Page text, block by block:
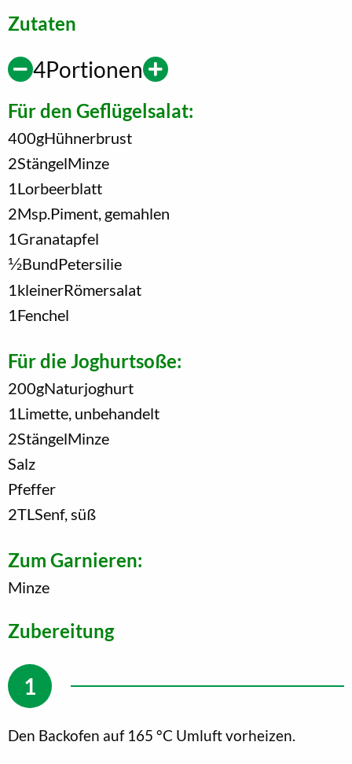
Zutaten
4Portionen
Für den Geflügelsalat:
400gHühnerbrust
2StängelMinze
1 Lorbeerblatt
2Msp. Piment, gemahlen
1 Granatapfel
1/2BundPetersilie
1 kleinerRömersalat
1 Fenchel
Für die Joghurtsoße:
200gNaturjoghurt
1 Limette, unbehandelt
2StängelMinze
Salz
Pfeffer
2TL Senf, süß
Zum Garnieren:
Minze
Zubereitung
Den Backofen auf 165 °C Umluft vorheizen.